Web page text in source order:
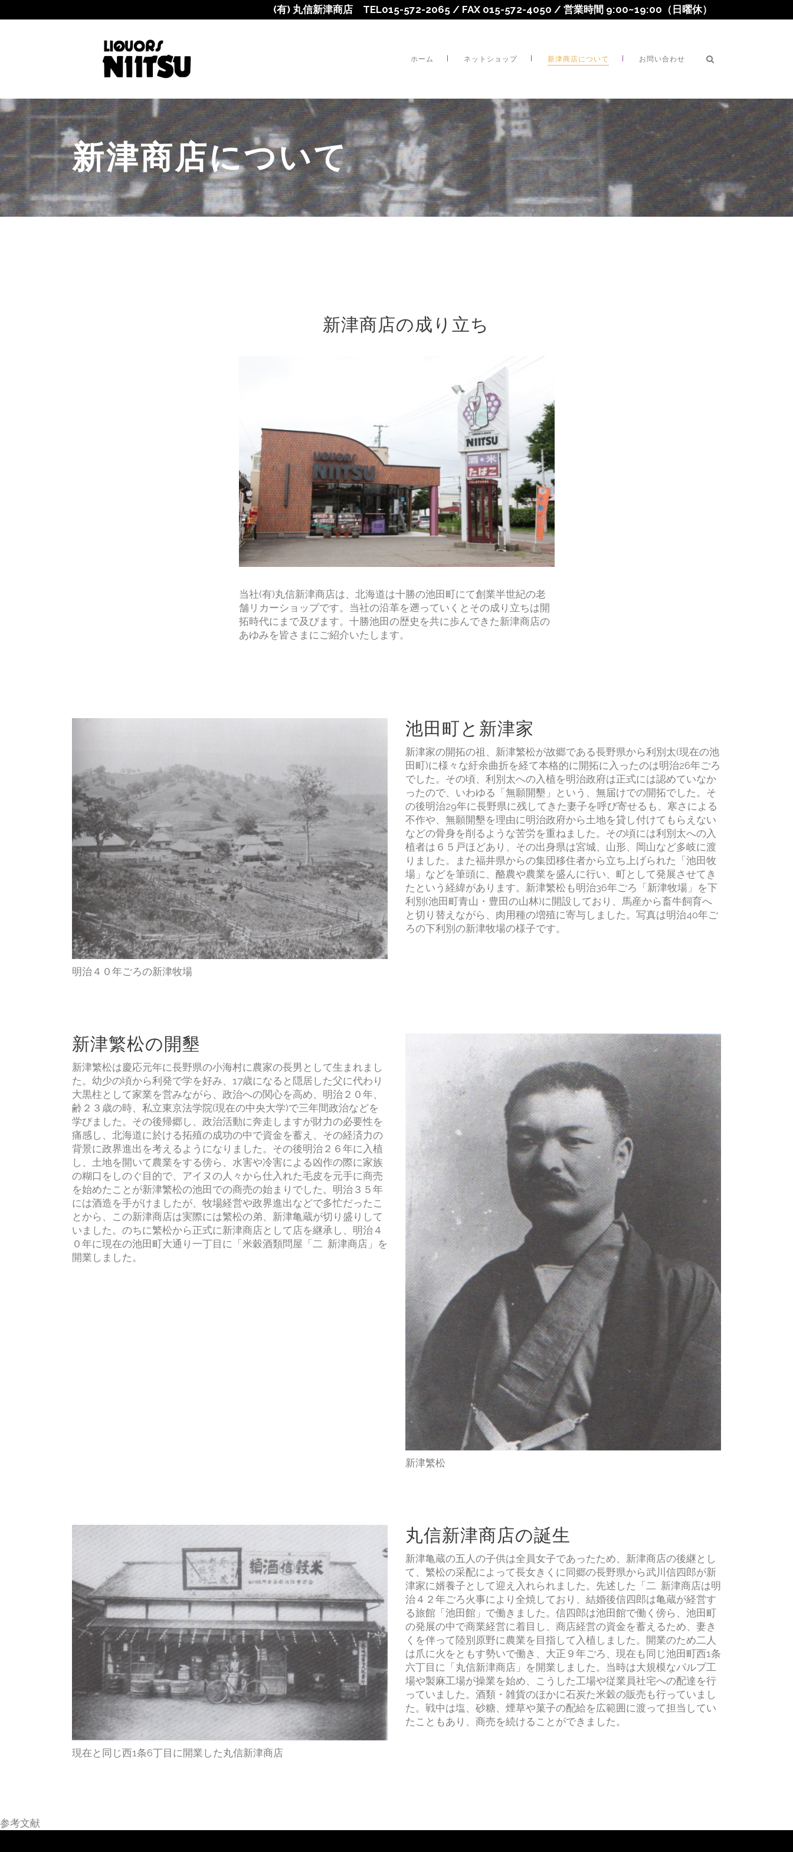
(有) 丸信新津商店 TEL015-572-2065 / FAX 015-572-4050 / 営業時間 9:00~19:00（日曜休）
ホーム ネットショップ 新津商店について お問い合わせ
新津商店について
新津商店の成り立ち
当社(有)丸信新津商店は、北海道は十勝の池田町にて創業半世紀の老
舗リカーショップです。当社の沿革を遡っていくとその成り立ちは開
拓時代にまで及びます。十勝池田の歴史を共に歩んできた新津商店の
あゆみを皆さまにご紹介いたします。
明治４０年ごろの新津牧場
池田町と新津家
新津家の開拓の祖、新津繁松が故郷である長野県から利別太(現在の池
田町)に様々な紆余曲折を経て本格的に開拓に入ったのは明治26年ごろ
でした。その頃、利別太への入植を明治政府は正式には認めていなか
ったので、いわゆる「無願開墾」という、無届けでの開拓でした。そ
の後明治29年に長野県に残してきた妻子を呼び寄せるも、寒さによる
不作や、無願開墾を理由に明治政府から土地を貸し付けてもらえない
などの骨身を削るような苦労を重ねました。その頃には利別太への入
植者は６５戸ほどあり、その出身県は宮城、山形、岡山など多岐に渡
りました。また福井県からの集団移住者から立ち上げられた「池田牧
場」などを筆頭に、酪農や農業を盛んに行い、町として発展させてき
たという経緯があります。新津繁松も明治36年ごろ「新津牧場」を下
利別(池田町青山・豊田の山林)に開設しており、馬産から畜牛飼育へ
と切り替えながら、肉用種の増殖に寄与しました。写真は明治40年ご
ろの下利別の新津牧場の様子です。
新津繁松の開墾
新津繁松は慶応元年に長野県の小海村に農家の長男として生まれまし
た。幼少の頃から利発で学を好み、17歳になると隠居した父に代わり
大黒柱として家業を営みながら、政治への関心を高め、明治２０年、
齢２３歳の時、私立東京法学院(現在の中央大学)で三年間政治などを
学びました。その後帰郷し、政治活動に奔走しますが財力の必要性を
痛感し、北海道に於ける拓殖の成功の中で資金を蓄え、その経済力の
背景に政界進出を考えるようになりました。その後明治２６年に入植
し、土地を開いて農業をする傍ら、水害や冷害による凶作の際に家族
の糊口をしのぐ目的で、アイヌの人々から仕入れた毛皮を元手に商売
を始めたことが新津繁松の池田での商売の始まりでした。明治３５年
には酒造を手がけましたが、牧場経営や政界進出などで多忙だったこ
とから、この新津商店は実際には繁松の弟、新津亀蔵が切り盛りして
いました。のちに繁松から正式に新津商店として店を継承し、明治４
０年に現在の池田町大通り一丁目に「米穀酒類問屋「二 新津商店」を
開業しました。
新津繁松
現在と同じ西1条6丁目に開業した丸信新津商店
丸信新津商店の誕生
新津亀蔵の五人の子供は全員女子であったため、新津商店の後継とし
て、繁松の采配によって長女きくに同郷の長野県から武川信四郎が新
津家に婿養子として迎え入れられました。先述した「二 新津商店は明
治４２年ごろ火事により全焼しており、結婚後信四郎は亀蔵が経営す
る旅館「池田館」で働きました。信四郎は池田館で働く傍ら、池田町
の発展の中で商業経営に着目し、商店経営の資金を蓄えるため、妻き
くを伴って陸別原野に農業を目指して入植しました。開業のため二人
は爪に火をともす勢いで働き、大正９年ごろ、現在も同じ池田町西1条
六丁目に「丸信新津商店」を開業しました。当時は大規模なパルプ工
場や製麻工場が操業を始め、こうした工場や従業員社宅への配達を行
っていました。酒類・雑貨のほかに石炭た米穀の販売も行っていまし
た。戦中は塩、砂糖、煙草や菓子の配給を広範囲に渡って担当してい
たこともあり、商売を続けることができました。
参考文献